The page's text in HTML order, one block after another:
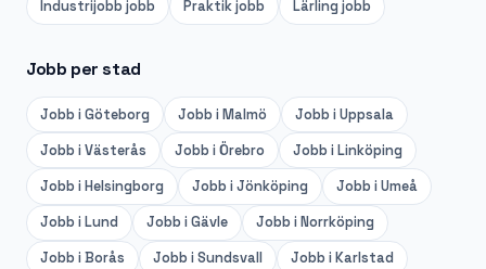
Industrijobb jobb Praktikjobb Lärling jobb
Jobb per stad
Jobb iGöteborg Jobb iMalmö Jobb iUppsala
Jobb iVästerås Jobb iÖrebro Jobb iLinköping
Jobb iHelsingborg Jobb iJönköping Jobb iUmeå
Jobb iLund Jobb iGävle Jobb iNorrköping
Jobb iBorås Jobb iSundsvall Jobb iKarlstad